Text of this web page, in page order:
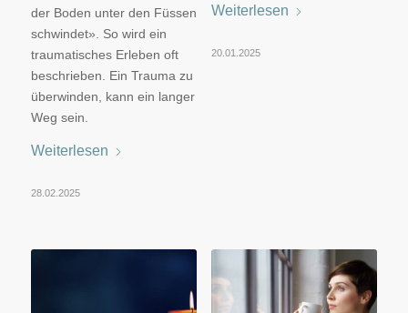
der Boden unter den Füssen
schwindet». So wird ein
traumatisches Erleben oft
beschrieben. Ein Trauma zu
überwinden, kann ein langer
Weg sein.
Weiterlesen
28.02.2025
Weiterlesen
20.01.2025